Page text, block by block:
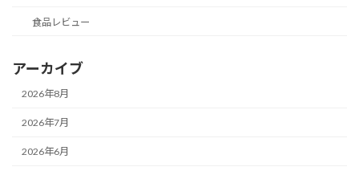
食品レビュー
アーカイブ
2026年8月
2026年7月
2026年6月